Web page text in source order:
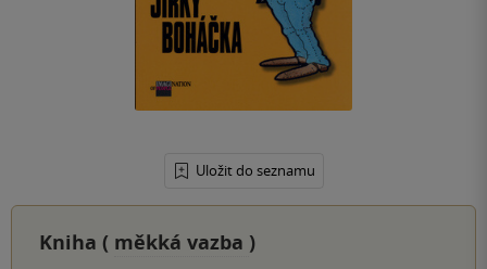
Uložit do seznamu
Kniha ( měkká vazba )